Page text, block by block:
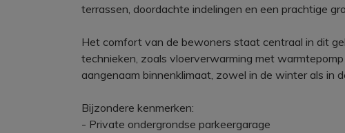
terrassen, doordachte indelingen en een prachtige
Het comfort van de bewoners staat centraal in dit
technieken, zoals vloerverwarming met
aangenaam binnenklimaat, zowel in de winter als in
Bijzondere kenmerken:
- Private ondergrondse parkeergarage